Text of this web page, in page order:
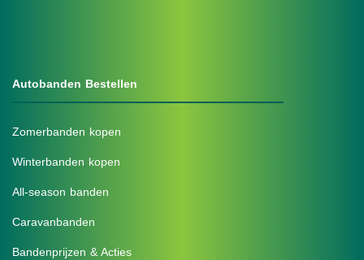
Autobanden Bestellen
Zomerbanden kopen
Winterbanden kopen
All-season banden
Caravanbanden
Bandenprijzen & Acties